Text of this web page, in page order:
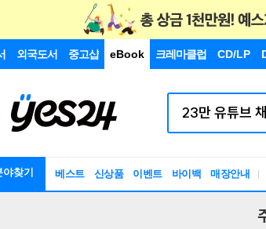
외국도서 중고샵 eBook 크레마클럽 CD/LP
찾기 베스트 신상품 이벤트 바이백 매장안내